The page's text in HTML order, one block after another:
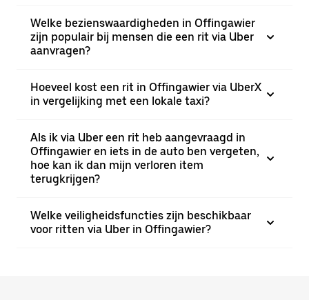
Welke bezienswaardigheden in Offingawier
zijn populair bij mensen die een rit via Uber
aanvragen?
Hoeveel kost een rit in Offingawier via UberX
in vergelijking met een lokale taxi?
Als ik via Uber een rit heb aangevraagd in
Offingawier en iets in de auto ben vergeten,
hoe kan ik dan mijn verloren item
terugkrijgen?
Welke veiligheidsfuncties zijn beschikbaar
voor ritten via Uber in Offingawier?